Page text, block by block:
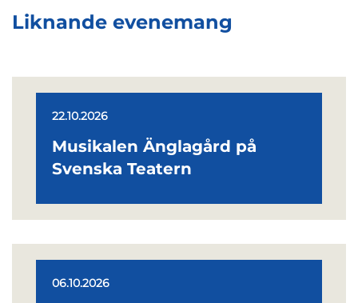
Liknande evenemang
22.10.2026
Musikalen Änglagård på
Svenska Teatern
06.10.2026